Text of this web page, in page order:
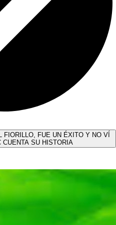
FIORILLO, FUE UN ÉXITO Y NO VÍ
SU HISTORIA